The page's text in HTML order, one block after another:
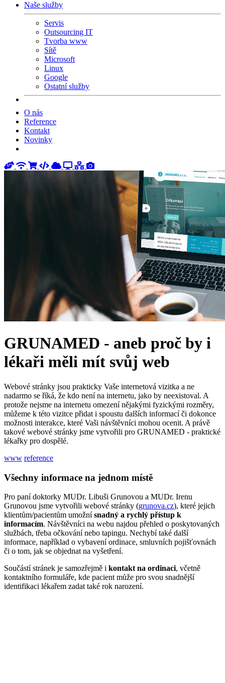
Naše služby
Servis
Outsourcing IT
Tvorba www
Sítě
Microsoft
Linux
Google
Ostatní služby
O nás
Reference
Kontakt
Novinky
GRUNAMED - aneb proč by i
lékaři měli mít svůj web
Webové stránky jsou prakticky Vaše internetová vizitka a ne
nadarmo se říká, že kdo není na internetu, jako by neexistoval. A
protože nejsme na internetu omezení nějakými fyzickými rozměry,
můžeme k této vizitce přidat i spoustu dalších informací či dokonce
možnosti interakce, které Vaši návštěvníci mohou ocenit. A právě
takové webové stránky jsme vytvořili pro GRUNAMED - praktické
lékařky pro dospělé.
www reference
Všechny informace na jednom místě
Pro paní doktorky MUDr. Libuši Grunovou a MUDr. Irenu
Grunovou jsme vytvořili webové stránky (grunova.cz), které jejich
klientům/pacientům umožnísnadný a rychlý přístup k
informacím. Návštěvníci na webu najdou přehled o poskytovaných
službách, třeba očkování nebo tapingu. Nechybí také další
informace, například o vybavení ordinace, smluvních pojišťovnách
či o tom, jak se objednat na vyšetření.
Součástí stránek je samozřejmě i kontakt na ordinaci, včetně
kontaktního formuláře, kde pacient může pro svou snadnější
identifikaci lékařem zadat také rok narození.